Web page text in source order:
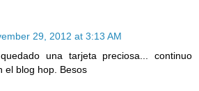
29, 2012 at 3:13 AM
una tarjeta preciosa... continuo
el blog hop. Besos